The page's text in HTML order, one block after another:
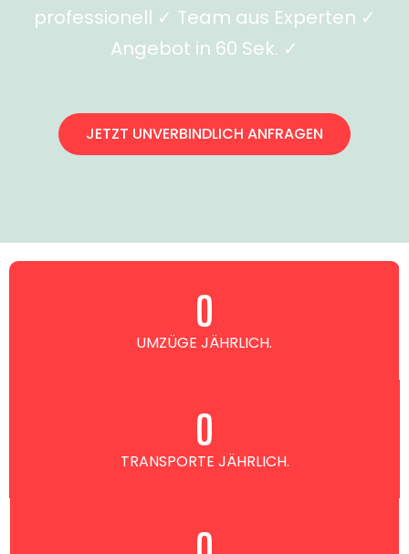
professionell ✓ Team aus Experten ✓
Angebot in 60 Sek. ✓
JETZT UNVERBINDLICH ANFRAGEN
UMZÜGE JÄHRLICH.
0
TRANSPORTE JÄHRLICH.
0